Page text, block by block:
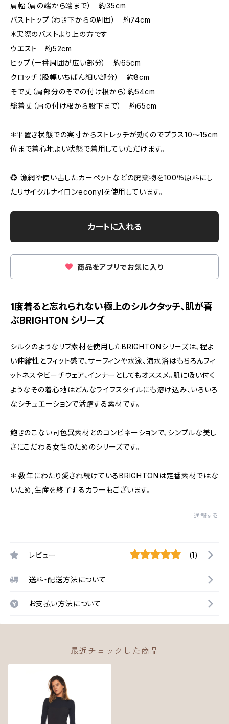
肩幅（肩の端から端まで） 約35cm
バストトップ（わき下からの周囲） 約74cm
＊実際のバストより上の方です
ウエスト 約52cm
ヒップ（一番周囲が広い部分） 約65cm
クロッチ（股幅いちばん細い部分） 約8cm
そで丈（肩部分のそでの付け根から）約54cm
総着丈（肩の付け根から股下まで） 約65cm
＊平置き状態での実寸からストレッチが効くのでプラス10〜15cm
位まで着心地よい状態で着用していただけます。
♻️ 漁網や使い古したカーペットなどの廃棄物を100％原料にし
たリサイクルナイロンeconylを使用しています。
カートに入れる
商品をアプリでお気に入り
1度着ると忘れられない極上のシルクタッチ、肌が喜
ぶBRIGHTON シリーズ
シルクのようなリブ素材を使用したBRIGHTONシリーズは、程よ
い伸縮性とフィット感で、サーフィンや水泳、海水浴はもちろんフィ
ットネスやビーチウェア、インナーとしてもオススメ。肌に吸い付く
ようなその着心地はどんなライフスタイルにも溶け込み、いろいろ
なシチュエーションで活躍する素材です。
飽きのこない同色異素材とのコンビネーションで、シンプルな美し
さにこだわる女性のためのシリーズです。
＊ 数年にわたり愛され続けているBRIGHTONは定番素材ではな
いため,生産を終了するカラーもございます。
通報する
レビュー (1)
送料・配送方法について
お支払い方法について
最近チェックした商品